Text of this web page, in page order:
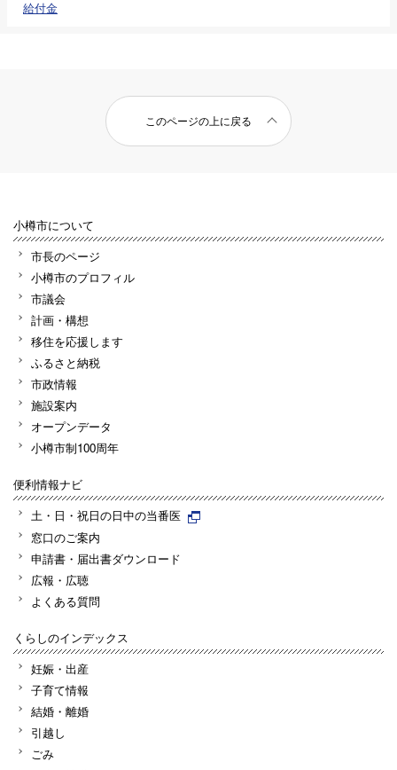
給付金
このページの上に戻る
小樽市について
市長のページ
小樽市のプロフィル
市議会
計画・構想
移住を応援します
ふるさと納税
市政情報
施設案内
オープンデータ
小樽市制100周年
便利情報ナビ
土・日・祝日の日中の当番医
窓口のご案内
申請書・届出書ダウンロード
広報・広聴
よくある質問
くらしのインデックス
妊娠・出産
子育て情報
結婚・離婚
引越し
ごみ